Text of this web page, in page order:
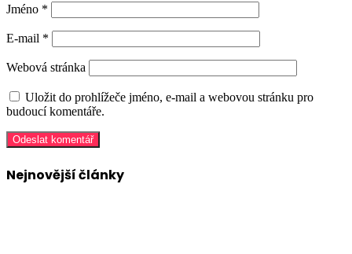
Jméno *
E-mail *
Webová stránka
Uložit do prohlížeče jméno, e-mail a webovou stránku pro
budoucí komentáře.
Nejnovější články